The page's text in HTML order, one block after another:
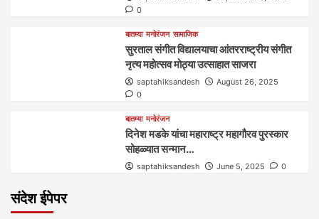
0
बातम्या मनोरंजन सामाजिक
सुरताल संगीत विद्यालयाचा आंतरराष्ट्रीय संगीत
नृत्य महोत्सव मोठ्या उत्साहात साजरा
saptahiksandesh
August 26, 2025
0
बातम्या मनोरंजन
दिनेश मडके यांचा महाराष्ट्र महागौरव‌ पुरस्कार‌‌‌
सोहळ्यात सन्मान…
saptahiksandesh June 5, 2025 0
संदेश ईपेपर